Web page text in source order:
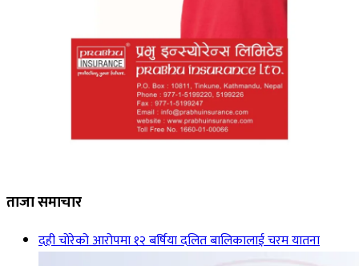
ताजा समाचार
दही चोरेको आरोपमा १२ बर्षिया दलित बालिकालाई चरम यातना